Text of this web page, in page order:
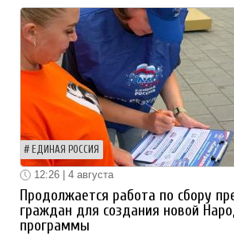
ЕДИНАЯ РОССИЯ
12:26 | 4 августа
Продолжается работа по сбору
граждан для создания новой
программы